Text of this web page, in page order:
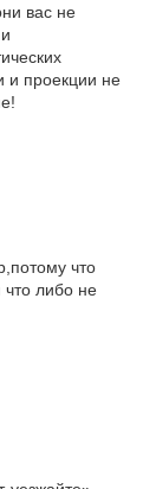
вас не
и проекции не
что
либо не